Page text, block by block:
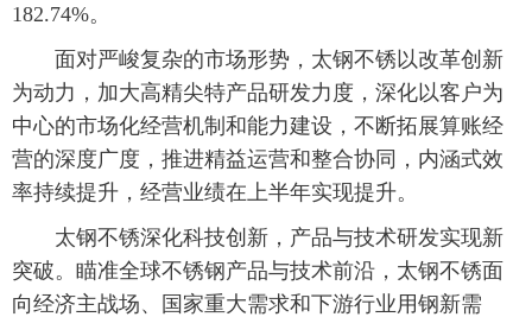
太原日报
182.74%。
面对严峻复杂的市场形势，太钢不锈以改革创新
为动力，加大高精尖特产品研发力度，深化以客户为
中心的市场化经营机制和能力建设，不断拓展算账经
营的深度广度，推进精益运营和整合协同，内涵式效
率持续提升，经营业绩在上半年实现提升。
太钢不锈深化科技创新，产品与技术研发实现新
突破。瞄准全球不锈钢产品与技术前沿，太钢不锈面
向经济主战场、国家重大需求和下游行业用钢新需